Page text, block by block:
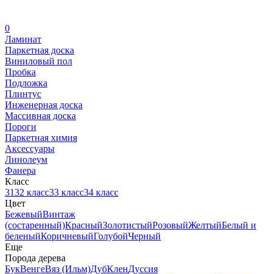
0
Ламинат
Паркетная доска
Виниловый пол
Пробка
Подложка
Плинтус
Инженерная доска
Массивная доска
Пороги
Паркетная химия
Аксессуары
Линолеум
Фанера
Класс
3132 класс33 класс34 класс
Цвет
БежевыйВинтаж
(состаренный)КрасныйЗолотистыйРозовыйЖелтыйБелый и
беленыйКоричневыйГолубойЧерный
Еще
Порода дерева
БукВенгеВяз (Ильм)ДубКленДуссия